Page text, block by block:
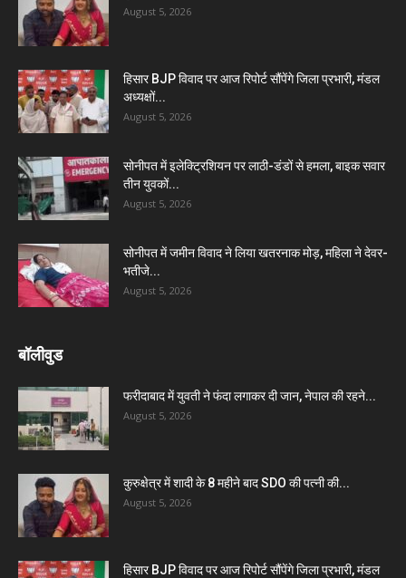
August 5, 2026
हिसार BJP विवाद पर आज रिपोर्ट सौंपेंगे जिला प्रभारी, मंडल
अध्यक्षों...
August 5, 2026
सोनीपत में इलेक्ट्रिशियन पर लाठी-डंडों से हमला, बाइक सवार
तीन युवकों...
August 5, 2026
सोनीपत में जमीन विवाद ने लिया खतरनाक मोड़, महिला ने देवर-
भतीजे...
August 5, 2026
बॉलीवुड
फरीदाबाद में युवती ने फंदा लगाकर दी जान, नेपाल की रहने...
August 5, 2026
कुरुक्षेत्र में शादी के 8 महीने बाद SDO की पत्नी की...
August 5, 2026
हिसार BJP विवाद पर आज रिपोर्ट सौंपेंगे जिला प्रभारी, मंडल